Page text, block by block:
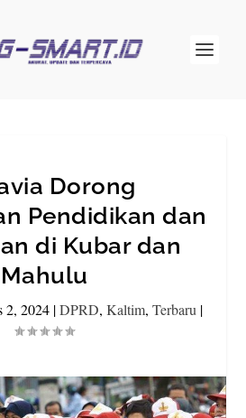
Dorong
Pendidikan dan
di Kubar dan
Mahulu
2, 2024|DPRD, Kaltim, Terbaru |